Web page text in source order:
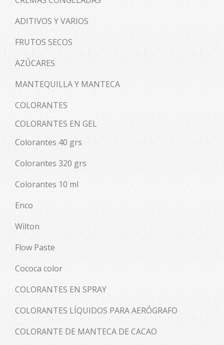
ADITIVOS Y VARIOS
FRUTOS SECOS
AZÚCARES
MANTEQUILLA Y MANTECA
COLORANTES
COLORANTES EN GEL
Colorantes 40 grs
Colorantes 320 grs
Colorantes 10 ml
Enco
Wilton
Flow Paste
Cococa color
COLORANTES EN SPRAY
COLORANTES LÍQUIDOS PARA AERÓGRAFO
COLORANTE DE MANTECA DE CACAO